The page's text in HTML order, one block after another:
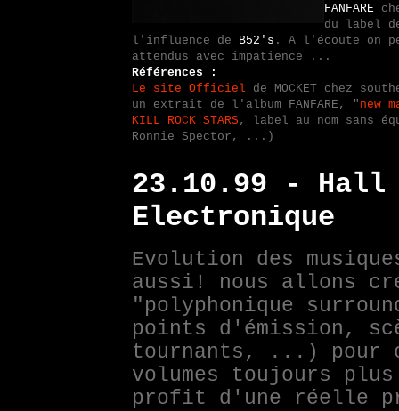
FANFARE
du label
l'influence de B52's . A l'écoute on
attendus avec impatience ...
Références :
Le site Officiel de MOCKET chez
un extrait de l'album FANFARE, " new
KILL ROCK STARS, label au nom sans
Ronnie Spector, ...)
23.10.99 - Hall
Electronique
Evolution des
aussi! nous allons
"polyphonique
points d'émission,
tournants, ...) pour
volumes toujours
profit d'une réelle